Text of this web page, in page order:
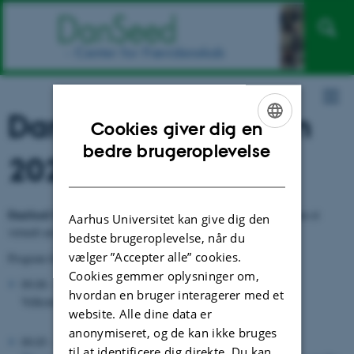
DanSeed Symposium
2022
DanSeed Symposium 2022blev afholdt tirsdag den 8. marts som et
virtuelt arrangement.
Program for arrangementet:
09.00 – 09.05
Velkomst ved Birte Boelt, AU
09.05 – 09.50
ENGLISH
Cookies giver dig en
bedre brugeroplevelse
Aarhus Universitet kan give dig den
bedste brugeroplevelse, når du
vælger ”Accepter alle” cookies.
Cookies gemmer oplysninger om,
hvordan en bruger interagerer med et
website. Alle dine data er
anonymiseret, og de kan ikke bruges